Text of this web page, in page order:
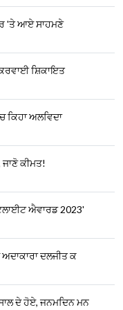
'ਤੇ ਆਏ ਸਾਹਮਣੇ
ਕਰਵਾਈ ਸ਼ਿਕਾਇਤ
ਕਿਹਾ ਅਲਵਿਦਾ
ਜਾਣੋ ਕੀਮਤ!
ਐਵਾਰਡ 2023'
ਅਦਾਕਾਰਾ ਦਲਜੀਤ ਕ
ਦੇ ਹੋਏ, ਜਨਮਦਿਨ ਮਨ